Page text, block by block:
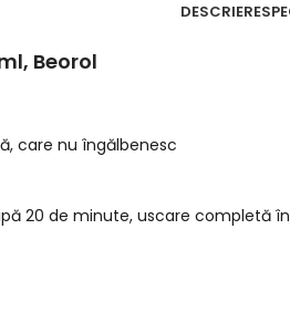
DESCRIERE
Beorol
care nu îngălbenesc
20 de minute, uscare completă